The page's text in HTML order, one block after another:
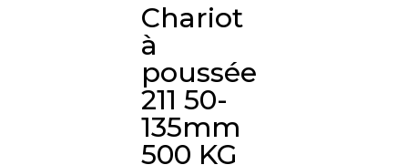
Chariot
à
poussée
211 50-
135mm
500 KG